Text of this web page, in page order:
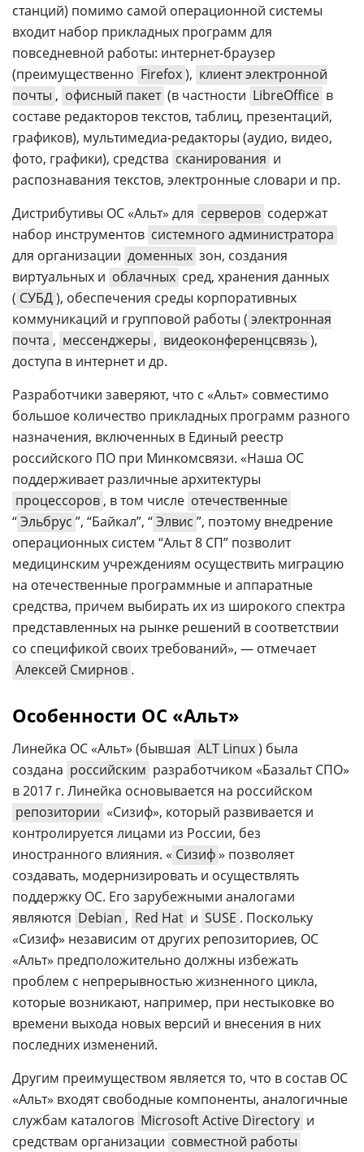
станций) помимо самой операционной системы
входит набор прикладных программ для
повседневной работы: интернет-браузер
(преимущественно Firefox), клиент электронной
почты , офисный пакет (в частности LibreOffice в
составе редакторов текстов, таблиц, презентаций,
графиков), мультимедиа-редакторы (аудио, видео,
фото, графики), средства сканирования и
распознавания текстов, электронные словари и пр.
Дистрибутивы ОС «Альт» для серверов содержат
набор инструментов системного администратора
для организации доменных зон, создания
виртуальных и облачных сред, хранения данных
( СУБД), обеспечения среды корпоративных
коммуникаций и групповой работы ( электронная
почта , мессенджеры , видеоконференцсвязь),
доступа в интернет и др.
Разработчики заверяют, что с «Альт» совместимо
большое количество прикладных программ разного
назначения, включенных в Единый реестр
российского ПО при Минкомсвязи. «Наша ОС
поддерживает различные архитектуры
процессоров, в том числе отечественные
“Эльбрус ”, “Байкал”, “Элвис ”, поэтому внедрение
операционных систем “Альт 8 СП” позволит
медицинским учреждениям осуществить миграцию
на отечественные программные и аппаратные
средства, причем выбирать их из широкого спектра
представленных на рынке решений в соответствии
со спецификой своих требований», — отмечает
Алексей Смирнов .
Особенности ОС «Альт»
Линейка ОС «Альт» (бывшая ALT Linux) была
создана российским разработчиком «Базальт СПО»
в 2017 г. Линейка основывается на российском
репозитории «Сизиф», который развивается и
контролируется лицами из России, без
иностранного влияния. « Сизиф» позволяет
создавать, модернизировать и осуществлять
поддержку ОС. Его зарубежными аналогами
являются Debian , Red Hat и SUSE . Поскольку
«Сизиф» независим от других репозиториев, ОС
«Альт» предположительно должны избежать
проблем с непрерывностью жизненного цикла,
которые возникают, например, при нестыковке во
времени выхода новых версий и внесения в них
последних изменений.
Другим преимуществом является то, что в состав ОС
«Альт» входят свободные компоненты, аналогичные
службам каталогов Microsoft Active Directory и
средствам организации совместной работы